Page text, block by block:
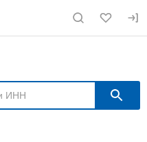
сайту fishretail.ru